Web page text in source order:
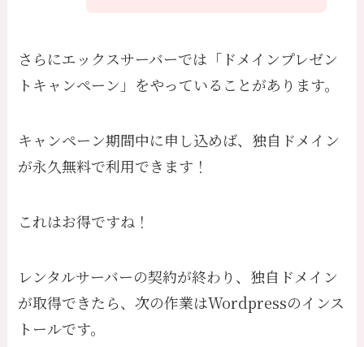
さらにエックスサーバーでは「ドメインプレゼン
トキャンペーン」をやっていることがあります。
キャンペーン期間中に申し込めば、独自ドメイン
が永久無料で利用できます！
これはお得ですね！
レンタルサーバーの契約が終わり、独自ドメイン
が取得できたら、次の作業はWordpressのインス
トールです。